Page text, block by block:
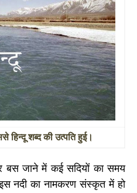
हिन्दू शब्द की उत्पति हुई।
बस जाने में कई सदियों का समय
नदी का नामकरण संस्कृत में हो